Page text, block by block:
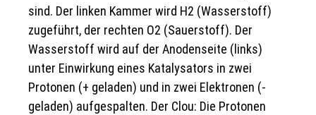
sind. Der linken Kammer wird H2 (Wasserstoff)
zugeführt, der rechten O2 (Sauerstoff). Der
Wasserstoff wird auf der Anodenseite (links)
unter Einwirkung eines Katalysators in zwei
Protonen (+ geladen) und in zwei Elektronen (-
geladen) aufgespalten. Der Clou: Die Protonen